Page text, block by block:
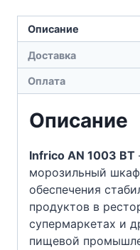
Описание
Доставка
Оплата
Описание
Infrico AN 1003 BT
морозильный
обеспечения
продуктов в
супермаркетах и
пищевой